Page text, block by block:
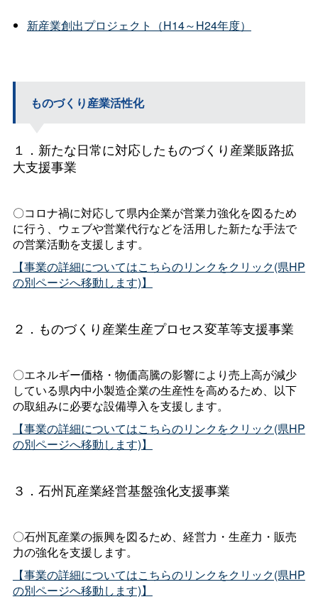
新産業創出プロジェクト（H14～H24年度）
ものづくり産業活性化
１．新たな日常に対応したものづくり産業販路拡
大支援事業
〇コロナ禍に対応して県内企業が営業力強化を図るため
に行う、ウェブや営業代行などを活用した新たな手法で
の営業活動を支援します。
【事業の詳細についてはこちらのリンクをクリック(県HP
の別ページへ移動します)】
２．ものづくり産業生産プロセス変革等支援事業
〇エネルギー価格・物価高騰の影響により売上高が減少
している県内中小製造企業の生産性を高めるため、以下
の取組みに必要な設備導入を支援します。
【事業の詳細についてはこちらのリンクをクリック(県HP
の別ページへ移動します)】
３．石州瓦産業経営基盤強化支援事業
〇石州瓦産業の振興を図るため、経営力・生産力・販売
力の強化を支援します。
【事業の詳細についてはこちらのリンクをクリック(県HP
の別ページへ移動します)】